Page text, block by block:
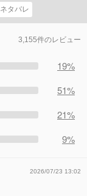
ネタバレ
3,155件のレビュー
19%
51%
21%
9%
2026/07/23 13:02